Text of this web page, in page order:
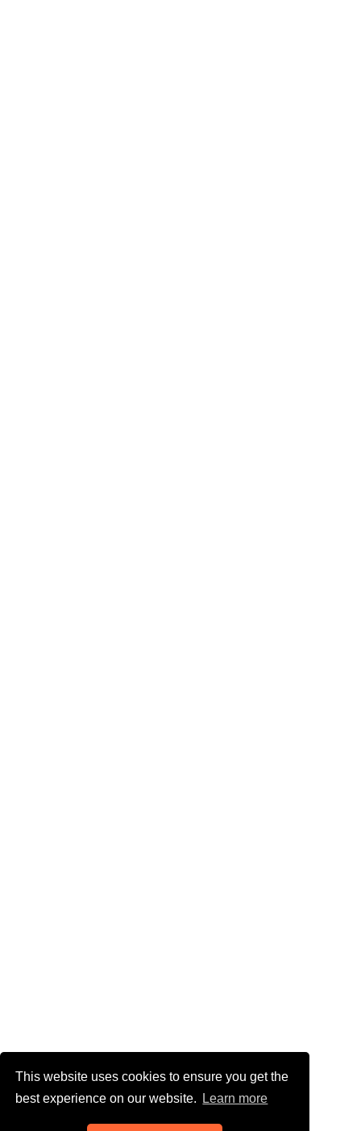
This website uses cookies to ensure you get the
best experience on our website.
Learn more